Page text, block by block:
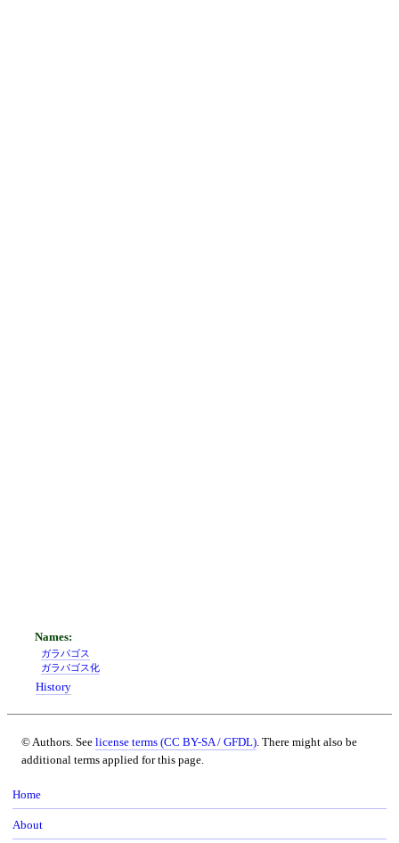
ガラパゴス
ガラパゴス化
History
© Authors. See license terms (CC BY-SA / GFDL) . There might also be
additional terms applied for this page.
Home
About